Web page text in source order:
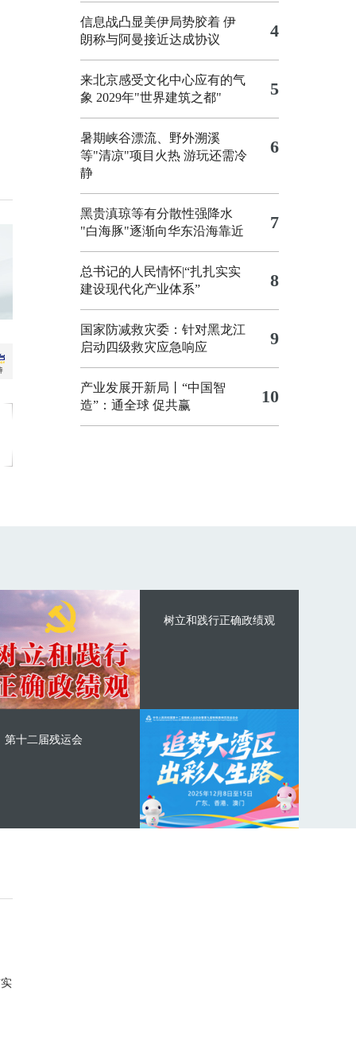
信息战凸显美伊局势胶着 伊
朗称与阿曼接近达成协议
4
来北京感受文化中心应有的气
象 2029年"世界建筑之都" 5
暑期峡谷漂流、野外溯溪
等"清凉"项目火热 游玩还需冷
静
6
黑贵滇琼等有分散性强降水
"白海豚"逐渐向华东沿海靠近
7
总书记的人民情怀|“扎扎实实
建设现代化产业体系”
8
国家防减救灾委：针对黑龙江
启动四级救灾应急响应
9
产业发展开新局丨“中国智
造”：通全球 促共赢
10
树立和践行正确政绩观
第十二届残运会